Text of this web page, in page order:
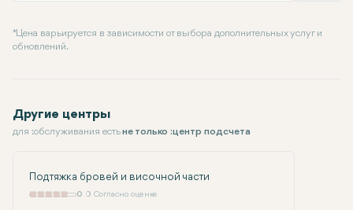
* Цена варьируется в зависимости от выбора дополнительных услуг и
обновлений.
Другие центры
для :обслуживания естьне только :центр подсчета
Подтяжка бровей и височной части
0 0 Согласно оценке